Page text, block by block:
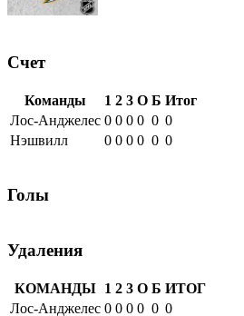
Счет
Команды 1 2 3 О Б Итог
Лос-Анджелес 0 0 0 0 0 0
Нэшвилл
0 0 0 0 0 0
Голы
Удаления
КОМАНДЫ 1 2 3 О Б ИТОГ
Лос-Анджелес 0 0 0 0 0 0